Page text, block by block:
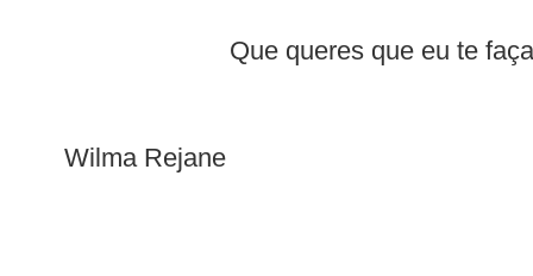
Que queres que eu te
Wilma Rejane